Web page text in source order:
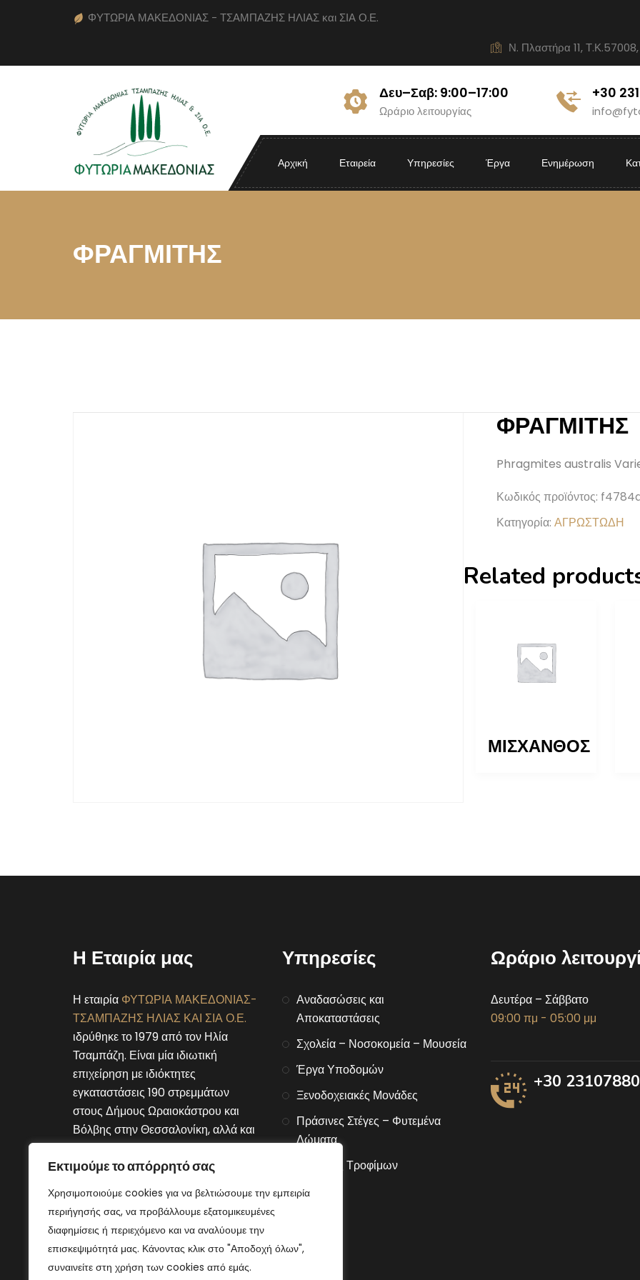
Εκτιμούμε το απόρρητό σας
Χρησιμοποιούμε cookies για να βελτιώσουμε την εμπειρία
περιήγησής σας, να προβάλλουμε εξατομικευμένες
διαφημίσεις ή περιεχόμενο και να αναλύουμε την
επισκεψιμότητά μας. Κάνοντας κλικ στο "Αποδοχή όλων",
συναινείτε στη χρήση των cookies από εμάς.
ΦΥΤΩΡΙΑ ΜΑΚΕΔΟΝΙΑΣ - ΤΣΑΜΠΑΖΗΣ ΗΛΙΑΣ και ΣΙΑ Ο.Ε.
Ν. Πλαστήρα 11,
Δευ–Σαβ: 9:00–17:00
Ωράριο λειτουργίας
+30
Αρχική Εταιρεία Υπηρεσίες Έργα Ενημέρωση
ΦΡΑΓΜΙΤΗΣ
ΦΡΑΓΜΙΤΗΣ
Phragmites australis
Κωδικός προϊόντος:
Κατηγορία: ΑΓΡΩΣΤΩΔΗ
Related
ΜΙΣΧΑΝΘΟΣ
Η Εταιρία μας
Η εταιρία ΦΥΤΩΡΙΑ ΜΑΚΕΔΟΝΙΑΣ-
ΤΣΑΜΠΑΖΗΣ ΗΛΙΑΣ ΚΑΙ ΣΙΑ Ο.Ε.
ιδρύθηκε το 1979 από τον Ηλία
Τσαμπάζη. Είναι μία ιδιωτική
επιχείρηση με ιδιόκτητες
εγκαταστάσεις 190 στρεμμάτων
στους Δήμους Ωραιοκάστρου και
Βόλβης στην Θεσσαλονίκη, αλλά και
στον Δήμο Μουριών του νομού
Κιλκίς.
Connect With Us
Υπηρεσίες
Αναδασώσεις και
Αποκαταστάσεις
Σχολεία – Νοσοκομεία – Μουσεία
Έργα Υποδομών
Ξενοδοχειακές Μονάδες
Πράσινες Στέγες – Φυτεμένα
Δώματα
Αλυσίδες Τροφίμων
Ωράριο
Δευτέρα – Σάββατο
09:00 πμ - 05:00 μμ
+30